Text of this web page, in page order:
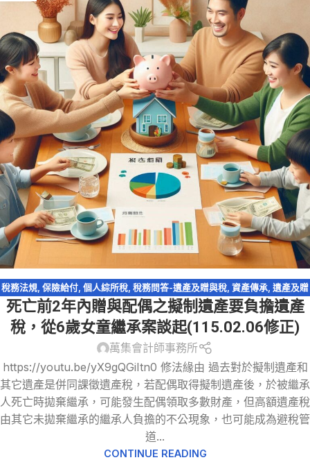
稅務法規 保險給付 個人綜所稅 稅務問答-遺產及贈與稅 資產傳承 遺產及贈
與稅, 配偶剩餘財產差額分配請求權
死亡前2年內贈與配偶之擬制遺產要負擔遺產
稅，從6歲女童繼承案談起(115.02.06修正)
萬集會計師事務所
https://youtu.be/yX9gQGiItn0 修法緣由 過去對於擬制遺產和
其它遺產是併同課徵遺產稅，若配偶取得擬制遺產後，於被繼承
人死亡時拋棄繼承，可能發生配偶領取多數財產，但高額遺產稅
由其它未拋棄繼承的繼承人負擔的不公現象，也可能成為避稅管
道...
CONTINUE READING